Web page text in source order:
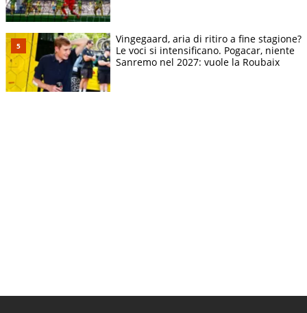
Vingegaard, aria di ritiro a fine stagione?
Le voci si intensificano. Pogacar, niente
Sanremo nel 2027: vuole la Roubaix